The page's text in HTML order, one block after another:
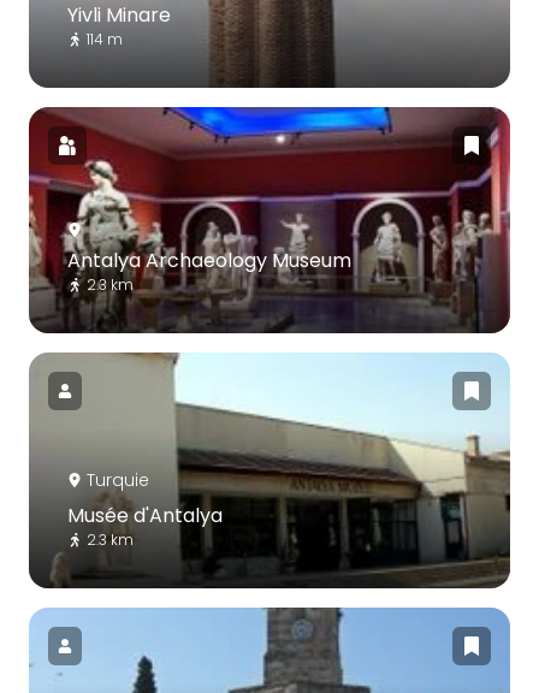
Yivli Minare
114 m
Antalya Archaeology Museum
2.3 km
Turquie
Musée d'Antalya
2.3 km